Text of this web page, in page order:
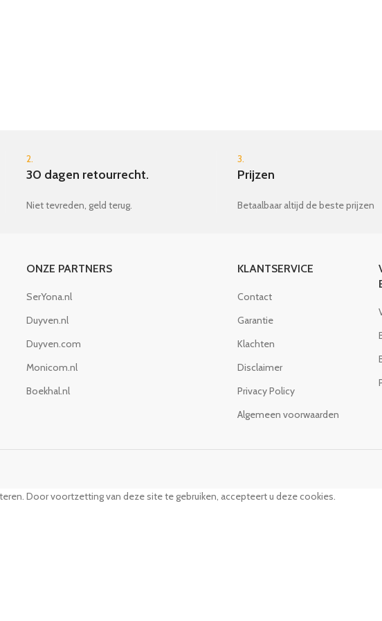
2.
30 dagen retourrecht.
Niet tevreden, geld terug.
3.
Prijzen
Betaalbaar altijd de beste prijzen
ONZE PARTNERS
SerYona.nl
Duyven.nl
Duyven.com
Monicom.nl
Boekhal.nl
KLANTSERVICE
Contact
Garantie
Klachten
Disclaimer
Privacy Policy
Algemeen voorwaarden
Door voortzetting van deze site te gebruiken, accepteert u deze cookies.